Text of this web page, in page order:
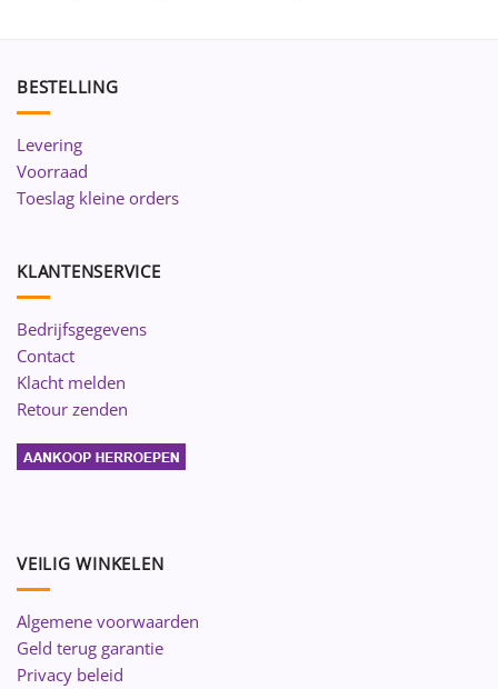
BESTELLING
Levering
Voorraad
Toeslag kleine orders
KLANTENSERVICE
Bedrijfsgegevens
Contact
Klacht melden
Retour zenden
VEILIG WINKELEN
Algemene voorwaarden
Geld terug garantie
Privacy beleid